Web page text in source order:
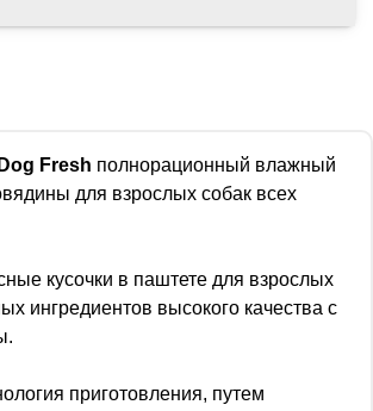
Fresh полнорационный влажный
для взрослых собак всех
кусочки в паштете для взрослых
ингредиентов высокого качества с
приготовления, путем